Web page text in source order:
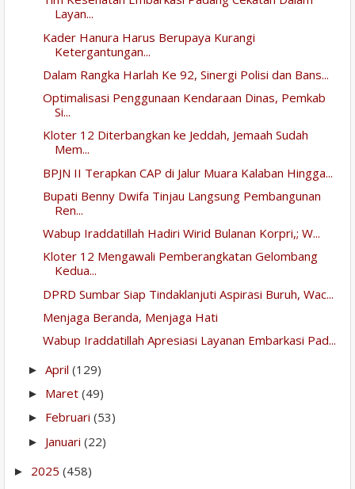
Layan...
Kader Hanura Harus Berupaya Kurangi
Ketergantungan...
Dalam Rangka Harlah Ke 92, Sinergi Polisi dan Bans...
Optimalisasi Penggunaan Kendaraan Dinas, Pemkab
Si...
Kloter 12 Diterbangkan ke Jeddah, Jemaah Sudah
Mem...
BPJN II Terapkan CAP di Jalur Muara Kalaban Hingga...
Bupati Benny Dwifa Tinjau Langsung Pembangunan
Ren...
Wabup Iraddatillah Hadiri Wirid Bulanan Korpri,; W...
Kloter 12 Mengawali Pemberangkatan Gelombang
Kedua...
DPRD Sumbar Siap Tindaklanjuti Aspirasi Buruh, Wac...
Menjaga Beranda, Menjaga Hati
Wabup Iraddatillah Apresiasi Layanan Embarkasi Pad...
► April (129)
► Maret (49)
► Februari (53)
► Januari (22)
► 2025 (458)